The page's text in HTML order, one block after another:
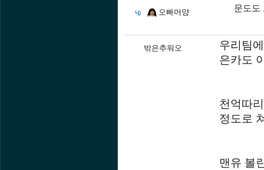
오빠머양 문도도
밖은추워오
우리팀
은카도
천억따
정도로
맨유 볼